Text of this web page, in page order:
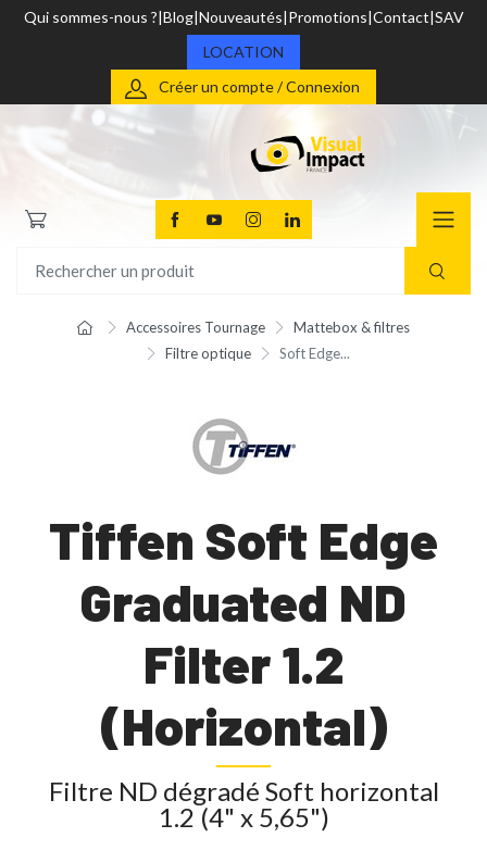
Qui sommes-nous ? Blog Nouveautés Promotions Contact SAV
LOCATION
Créer un compte / Connexion
Accessoires Tournage
Mattebox & filtres
Filtre optique
Soft Edge...
Tiffen Soft Edge
Graduated ND
Filter 1.2
(Horizontal)
Filtre ND dégradé Soft horizontal
1.2 (4" x 5,65")